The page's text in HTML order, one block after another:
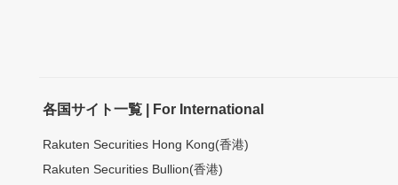
各国サイト一覧 | For International
Rakuten Securities Hong Kong(香港)
Rakuten Securities Bullion(香港)